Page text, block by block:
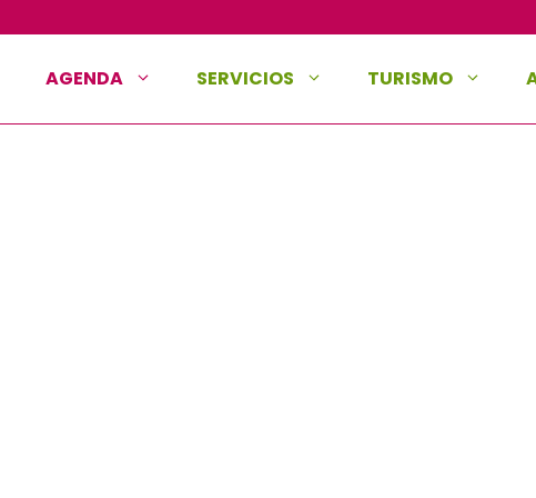
AGENDA SERVICIOS TURISMO